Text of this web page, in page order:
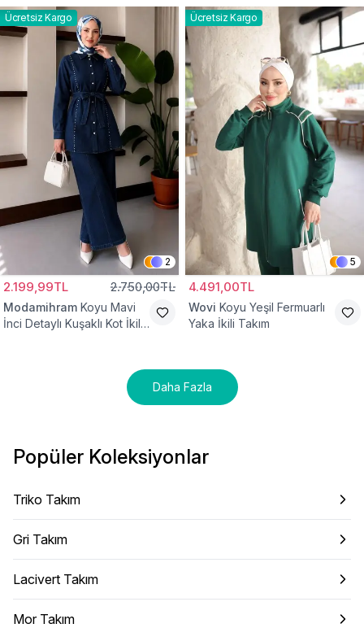
Ücretsiz Kargo
2
2.199,99TL 2.750,00TL
Modamihram Koyu Mavi
İnci Detaylı Kuşaklı Kot İkili
Ücretsiz Kargo
5
4.491,00TL
Wovi Koyu Yeşil Fermuarlı
Yaka İkili Takım
Daha Fazla
Popüler Koleksiyonlar
Triko Takım
Gri Takım
Lacivert Takım
Mor Takım